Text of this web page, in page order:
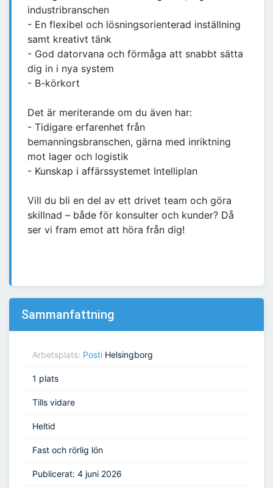
industribranschen
- En flexibel och lösningsorienterad inställning
samt kreativt tänk
- God datorvana och förmåga att snabbt sätta
dig in i nya system
- B-körkort
Det är meriterande om du även har:
- Tidigare erfarenhet från
bemanningsbranschen, gärna med inriktning
mot lager och logistik
- Kunskap i affärssystemet Intelliplan
Vill du bli en del av ett drivet team och göra
skillnad – både för konsulter och kunder? Då
ser vi fram emot att höra från dig!
Sammanfattning
Arbetsplats: Posti Helsingborg
1 plats
Tills vidare
Heltid
Fast och rörlig lön
Publicerat: 4 juni 2026